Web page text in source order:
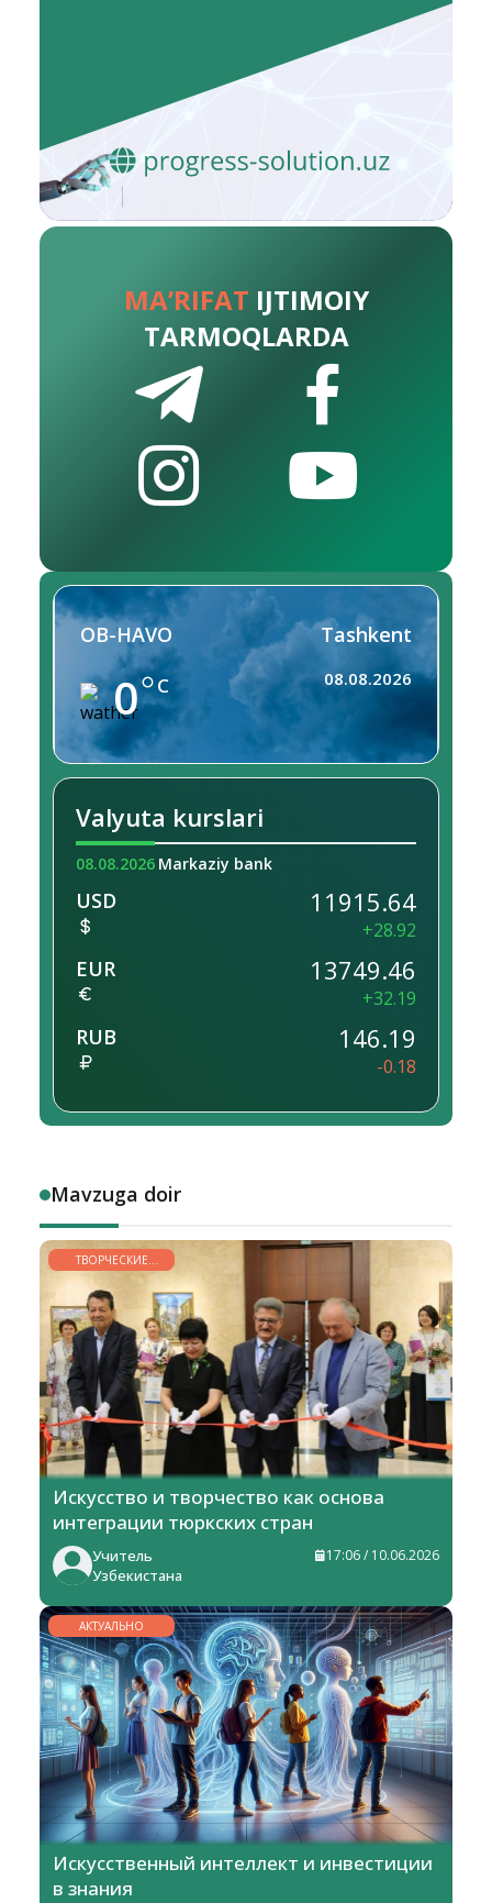
MA’RIFAT IJTIMOIY
TARMOQLARDA
OB-HAVO
0 C
Tashkent
08.08.2026
Valyuta kurslari
08.08.2026 Markaziy bank
USD 11915.64
+28.92
EUR 13749.46
+32.19
RUB 146.19
-0.18
Mavzuga doir
ТВОРЧЕСКИЕ
ГОРИЗОНТЫ
Искусство и творчество как основа
интеграции тюркских стран
Учитель
Узбекистана
17:06 / 10.06.2026
АКТУАЛЬНО
Искусственный интеллект и инвестиции
в знания